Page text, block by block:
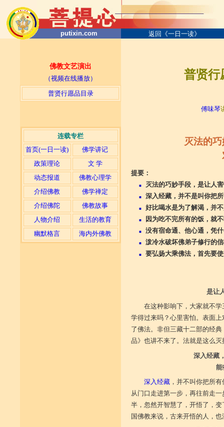
putixin.com 返回《一日一读》
佛教文艺演出
（视频在线播放）
普贤行愿品目录
连载专栏
首页(一日一读)
佛学讲记
政策理论
文 学
动态报道
佛教心理学
介绍佛教
佛学禅定
介绍佛陀
佛教故事
人物介绍
生活的教育
幽默格言
海内外佛教
普贤行
傅味琴
灭法的巧
提要：
■ 灭法的巧妙手段，是让人
■ 深入经藏，并不是叫你把
■ 好比喝水是为了解渴，并
■ 因为吃不完所有的饭，就
■ 没有宿命通、他心通，凭
■ 泼冷水破坏佛弟子修行的
■ 要弘扬大乘佛法，首先要
是让
在这种影响下，大家就不
学得过来吗？心里害怕。表面
了佛法。非但三藏十二部的经
品》也讲不来了。法就是这么灭
深入经藏
能
深入经藏，并不叫你把所
从门口走进第一步，再往前走
半，忽然开智慧了，开悟了，
国佛教来说，古来开悟的人，